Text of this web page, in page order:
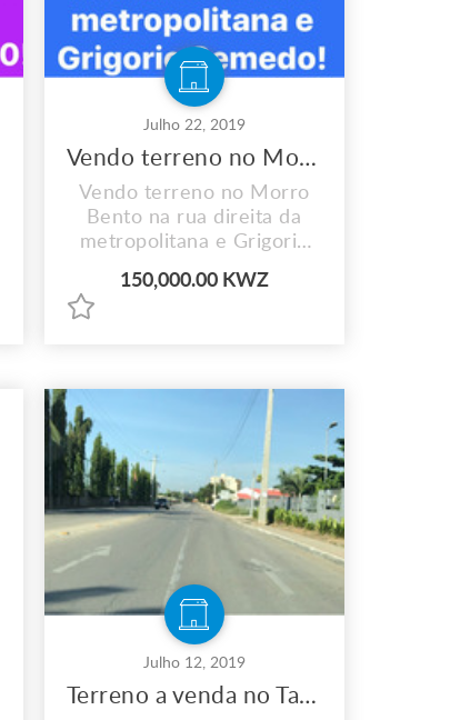
Julho 22, 2019
Vendo terreno no Morro Bento
Vendo terreno no Morro
Bento na rua direita da
metropolitana e Grigorio
armazém, casa,
150,000.00 KWZ
Julho 12, 2019
Terreno a venda no Talatona